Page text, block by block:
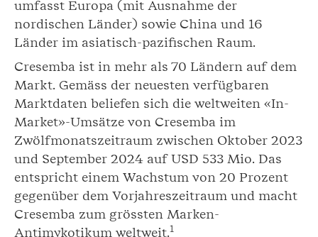
umfasst Europa (mit Ausnahme der
nordischen Länder) sowie China und 16
Länder im asiatisch-pazifischen Raum.
Cresemba ist in mehr als 70 Ländern auf dem
Markt. Gemäss der neuesten verfügbaren
Marktdaten beliefen sich die weltweiten «In-
Market»-Umsätze von Cresemba im
Zwölfmonatszeitraum zwischen Oktober 2023
und September 2024 auf USD 533 Mio. Das
entspricht einem Wachstum von 20 Prozent
gegenüber dem Vorjahreszeitraum und macht
Cresemba zum grössten Marken-
Antimykotikum weltweit.1